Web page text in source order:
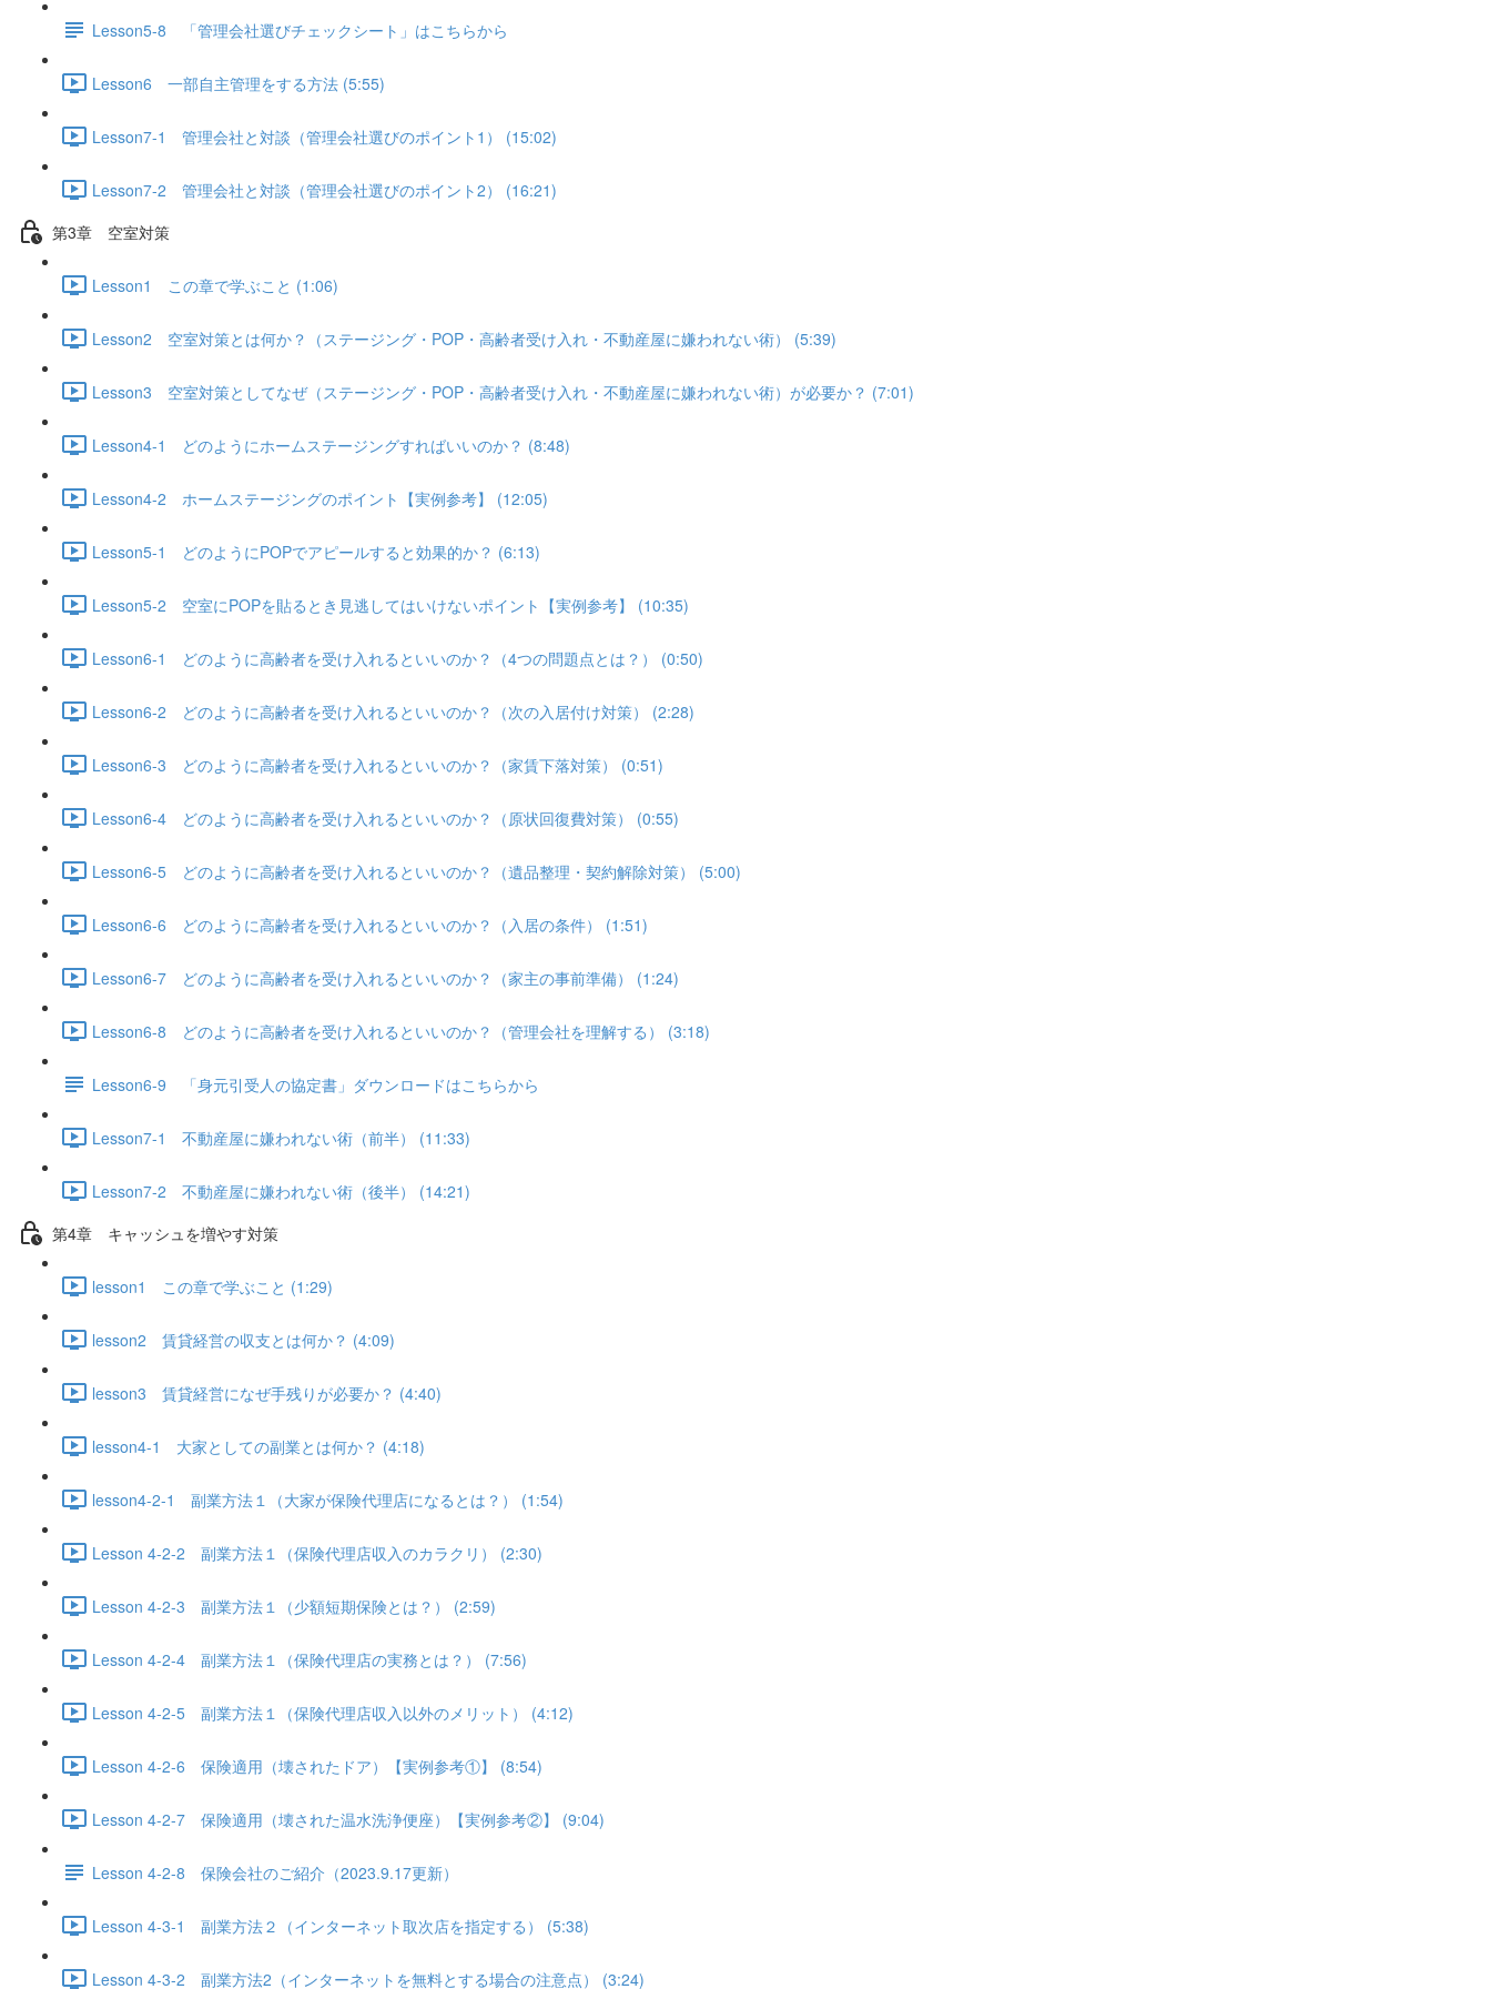
Lesson5-8 「管理会社選びチェックシート」はこちらから
Lesson6 一部自主管理をする方法 (5:55)
Lesson7-1 管理会社と対談（管理会社選びのポイント1） (15:02)
Lesson7-2 管理会社と対談（管理会社選びのポイント2） (16:21)
第3章 空室対策
Lesson1 この章で学ぶこと (1:06)
Lesson2 空室対策とは何か？（ステージング・POP・高齢者受け入れ・不動産屋に嫌われない術） (5:39)
Lesson3 空室対策としてなぜ（ステージング・POP・高齢者受け入れ・不動産屋に嫌われない術）が必要か？ (7:01)
Lesson4-1 どのようにホームステージングすればいいのか？ (8:48)
Lesson4-2 ホームステージングのポイント【実例参考】 (12:05)
Lesson5-1 どのようにPOPでアピールすると効果的か？ (6:13)
Lesson5-2 空室にPOPを貼るとき見逃してはいけないポイント【実例参考】 (10:35)
Lesson6-1 どのように高齢者を受け入れるといいのか？（4つの問題点とは？） (0:50)
Lesson6-2 どのように高齢者を受け入れるといいのか？（次の入居付け対策） (2:28)
Lesson6-3 どのように高齢者を受け入れるといいのか？（家賃下落対策） (0:51)
Lesson6-4 どのように高齢者を受け入れるといいのか？（原状回復費対策） (0:55)
Lesson6-5 どのように高齢者を受け入れるといいのか？（遺品整理・契約解除対策） (5:00)
Lesson6-6 どのように高齢者を受け入れるといいのか？（入居の条件） (1:51)
Lesson6-7 どのように高齢者を受け入れるといいのか？（家主の事前準備） (1:24)
Lesson6-8 どのように高齢者を受け入れるといいのか？（管理会社を理解する） (3:18)
Lesson6-9 「身元引受人の協定書」ダウンロードはこちらから
Lesson7-1 不動産屋に嫌われない術（前半） (11:33)
Lesson7-2 不動産屋に嫌われない術（後半） (14:21)
第4章 キャッシュを増やす対策
lesson1 この章で学ぶこと (1:29)
lesson2 賃貸経営の収支とは何か？ (4:09)
lesson3 賃貸経営になぜ手残りが必要か？ (4:40)
lesson4-1 大家としての副業とは何か？ (4:18)
lesson4-2-1 副業方法１（大家が保険代理店になるとは？） (1:54)
Lesson 4-2-2 副業方法１（保険代理店収入のカラクリ） (2:30)
Lesson 4-2-3 副業方法１（少額短期保険とは？） (2:59)
Lesson 4-2-4 副業方法１（保険代理店の実務とは？） (7:56)
Lesson 4-2-5 副業方法１（保険代理店収入以外のメリット） (4:12)
Lesson 4-2-6 保険適用（壊されたドア）【実例参考①】 (8:54)
Lesson 4-2-7 保険適用（壊された温水洗浄便座）【実例参考②】 (9:04)
Lesson 4-2-8 保険会社のご紹介（2023.9.17更新）
Lesson 4-3-1 副業方法２（インターネット取次店を指定する） (5:38)
Lesson 4-3-2 副業方法2（インターネットを無料とする場合の注意点） (3:24)